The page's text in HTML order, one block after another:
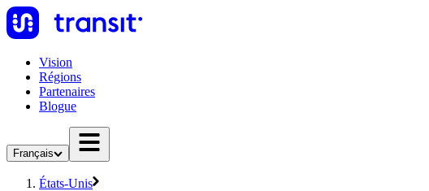
Vision
Régions
Partenaires
Blogue
Français
États-Unis